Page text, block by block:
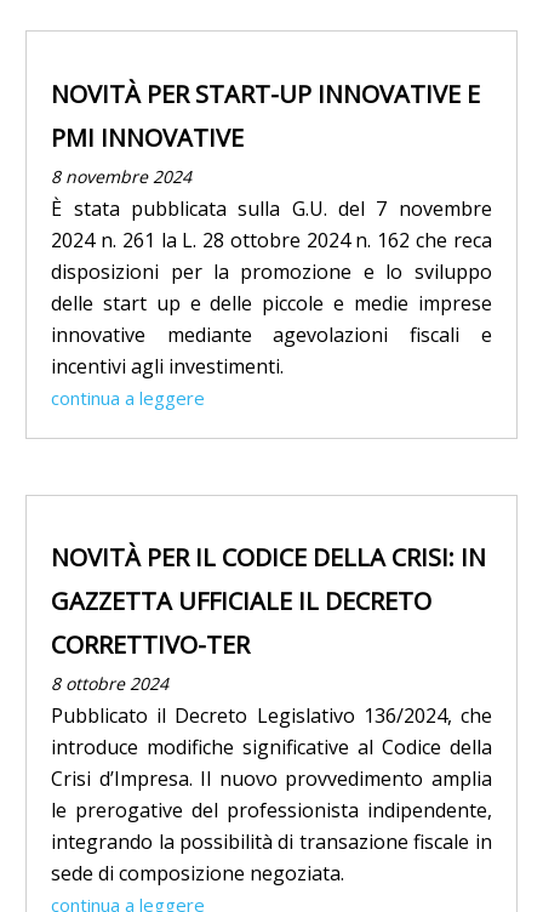
NOVITÀ PER START-UP INNOVATIVE E
PMI INNOVATIVE
8 novembre 2024
È stata pubblicata sulla G.U. del 7 novembre
2024 n. 261 la L. 28 ottobre 2024 n. 162 che reca
disposizioni per la promozione e lo sviluppo
delle start up e delle piccole e medie imprese
innovative mediante agevolazioni fiscali e
incentivi agli investimenti.
continua a leggere
NOVITÀ PER IL CODICE DELLA CRISI: IN
GAZZETTA UFFICIALE IL DECRETO
CORRETTIVO-TER
8 ottobre 2024
Pubblicato il Decreto Legislativo 136/2024, che
introduce modifiche significative al Codice della
Crisi d’Impresa. Il nuovo provvedimento amplia
le prerogative del professionista indipendente,
integrando la possibilità di transazione fiscale in
sede di composizione negoziata.
continua a leggere